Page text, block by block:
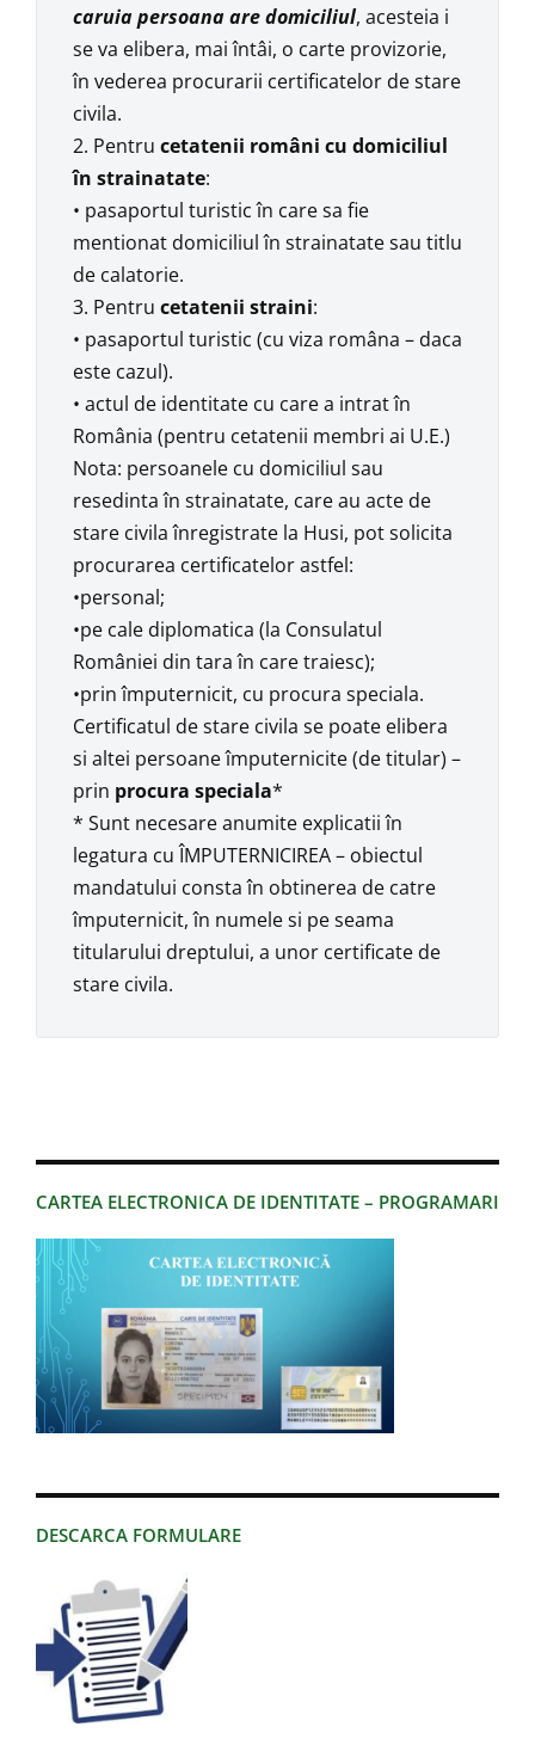
CARTEA ELECTRONICA DE IDENTITATE – PROGRAMARI
DESCARCA FORMULARE
caruia persoana are domiciliul, acesteia i
se va elibera, mai întâi, o carte provizorie,
în vederea procurarii certificatelor de stare
civila.
2. Pentru cetatenii români cu domiciliul
în strainatate:
• pasaportul turistic în care sa fie
mentionat domiciliul în strainatate sau titlu
de calatorie.
3. Pentru cetatenii straini:
• pasaportul turistic (cu viza româna – daca
este cazul).
• actul de identitate cu care a intrat în
România (pentru cetatenii membri ai U.E.)
Nota: persoanele cu domiciliul sau
resedinta în strainatate, care au acte de
stare civila înregistrate la Husi, pot solicita
procurarea certificatelor astfel:
•personal;
•pe cale diplomatica (la Consulatul
României din tara în care traiesc);
•prin împuternicit, cu procura speciala.
Certificatul de stare civila se poate elibera
si altei persoane împuternicite (de titular) –
prin procura speciala*
* Sunt necesare anumite explicatii în
legatura cu ÎMPUTERNICIREA – obiectul
mandatului consta în obtinerea de catre
împuternicit, în numele si pe seama
titularului dreptului, a unor certificate de
stare civila.